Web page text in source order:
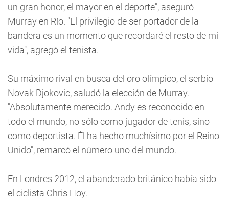
un gran honor, el mayor en el deporte", aseguró
Murray en Río. "El privilegio de ser portador de la
bandera es un momento que recordaré el resto de mi
vida", agregó el tenista.
Su máximo rival en busca del oro olímpico, el serbio
Novak Djokovic, saludó la elección de Murray.
"Absolutamente merecido. Andy es reconocido en
todo el mundo, no sólo como jugador de tenis, sino
como deportista. Él ha hecho muchísimo por el Reino
Unido", remarcó el número uno del mundo.
En Londres 2012, el abanderado británico había sido
el ciclista Chris Hoy.